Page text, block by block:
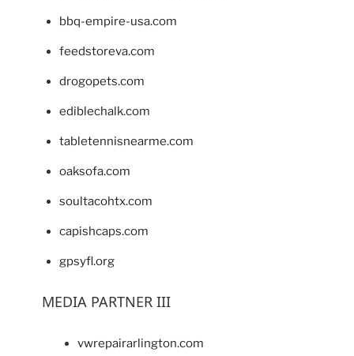
bbq-empire-usa.com
feedstoreva.com
drogopets.com
ediblechalk.com
tabletennisnearme.com
oaksofa.com
soultacohtx.com
capishcaps.com
gpsyfl.org
MEDIA PARTNER III
vwrepairarlington.com